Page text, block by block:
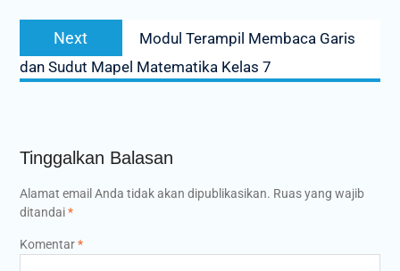
Next
post:
Modul Terampil Membaca Garis
dan Sudut Mapel Matematika Kelas 7
Tinggalkan Balasan
Alamat email Anda tidak akan dipublikasikan. Ruas yang wajib
ditandai*
Komentar*